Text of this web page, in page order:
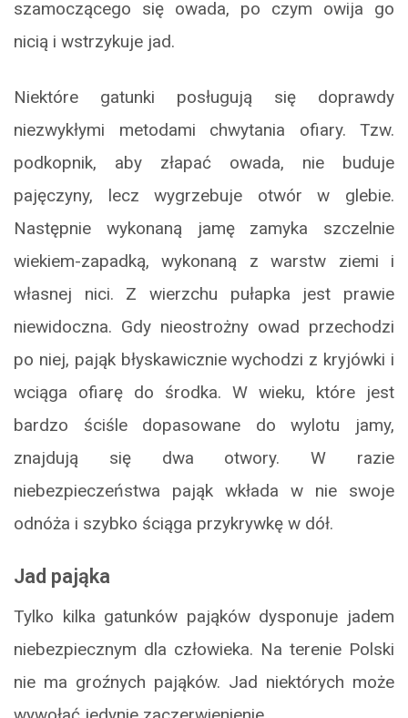
szamoczącego się owada, po czym owija go
nicią i wstrzykuje jad.
Niektóre gatunki posługują się doprawdy
niezwykłymi metodami chwytania ofiary. Tzw.
podkopnik, aby złapać owada, nie buduje
pajęczyny, lecz wygrzebuje otwór w glebie.
Następnie wykonaną jamę zamyka szczelnie
wiekiem-zapadką, wykonaną z warstw ziemi i
własnej nici. Z wierzchu pułapka jest prawie
niewidoczna. Gdy nieostrożny owad przechodzi
po niej, pająk błyskawicznie wychodzi z kryjówki i
wciąga ofiarę do środka. W wieku, które jest
bardzo ściśle dopasowane do wylotu jamy,
znajdują się dwa otwory. W razie
niebezpieczeństwa pająk wkłada w nie swoje
odnóża i szybko ściąga przykrywkę w dół.
Jad pająka
Tylko kilka gatunków pająków dysponuje jadem
niebezpiecznym dla człowieka. Na terenie Polski
nie ma groźnych pająków. Jad niektórych może